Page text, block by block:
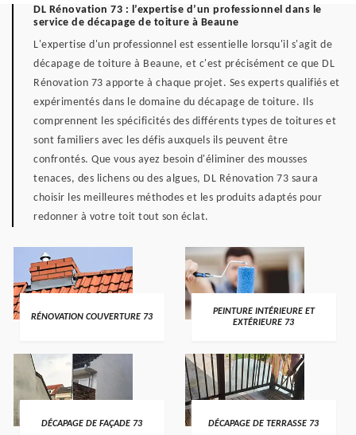
DL Rénovation 73 : l’expertise d’un professionnel dans le
service de décapage de toiture à Beaune
L'expertise d'un professionnel est essentielle lorsqu'il s'agit de
décapage de toiture à Beaune, et c'est précisément ce que DL
Rénovation 73 apporte à chaque projet. Ses experts qualifiés et
expérimentés dans le domaine du décapage de toiture. Ils
comprennent les spécificités des différents types de toitures et
sont familiers avec les défis auxquels ils peuvent être
confrontés. Que vous ayez besoin d'éliminer des mousses
tenaces, des lichens ou des algues, DL Rénovation 73 saura
choisir les meilleures méthodes et les produits adaptés pour
redonner à votre toit tout son éclat.
RÉNOVATION COUVERTURE 73
PEINTURE INTÉRIEURE ET
EXTÉRIEURE 73
DÉCAPAGE DE FAÇADE 73 DÉCAPAGE DE TERRASSE 73